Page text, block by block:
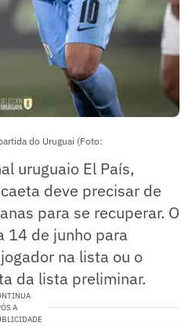
do Uruguai (Foto:
uruguaio El País,
deve precisar de
para se recuperar. O
14 de junho para
na lista ou o
da lista preliminar.
A